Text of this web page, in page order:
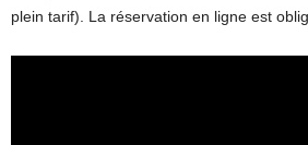
plein tarif). La réservation en ligne est